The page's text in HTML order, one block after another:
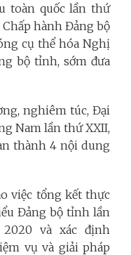
toàn quốc lần thứ
Chấp hành Đảng bộ
cụ thể hóa Nghị
bộ tỉnh, sớm đưa
nghiêm túc, Đại
Nam lần thứ XXII,
thành 4 nội dung
việc tổng kết thực
Đảng bộ tỉnh lần
và xác định
vụ và giải pháp